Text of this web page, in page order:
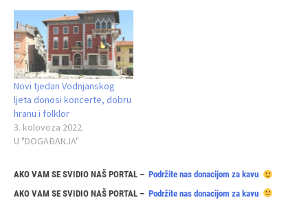
Novi tjedan Vodnjanskog
ljeta donosi koncerte, dobru
hranu i folklor
3. kolovoza 2022.
U "DOGAĐANJA"
AKO VAM SE SVIDIO NAŠ PORTAL – Podržite nas donacijom za kavu
AKO VAM SE SVIDIO NAŠ PORTAL – Podržite nas donacijom za kavu